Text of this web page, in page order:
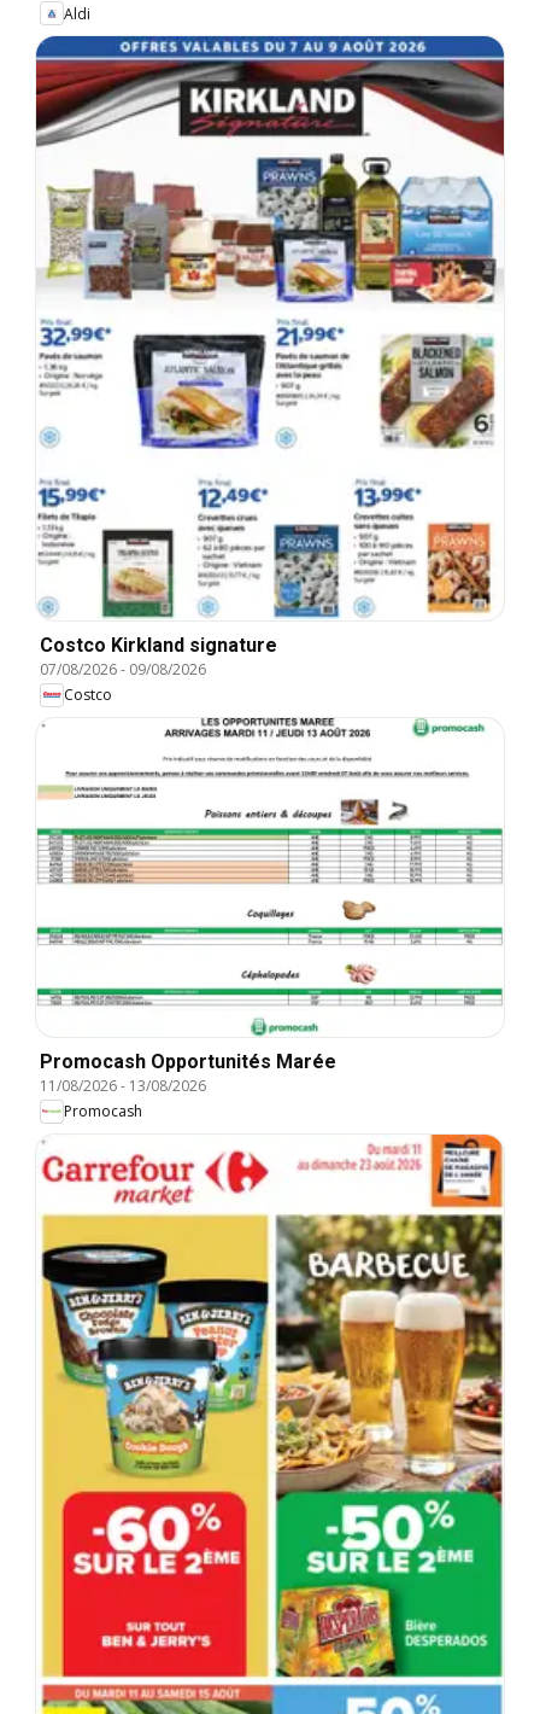
Aldi
Costco Kirkland signature
07/08/2026- 09/08/2026
Costco
Promocash Opportunités Marée
11/08/2026- 13/08/2026
Promocash